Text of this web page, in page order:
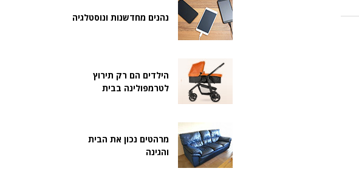
נהנים מחדשנות ונוסטלגיה
הילדים הם רק תירוץ
לטרמפולינה בבית
מרהטים נכון את הבית
והגינה